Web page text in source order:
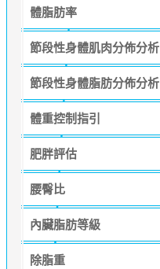
體脂肪率
節段性身體肌肉分佈分析
節段性身體脂肪分佈分析
體重控制指引
肥胖評估
腰臀比
內臟脂肪等級
除脂重